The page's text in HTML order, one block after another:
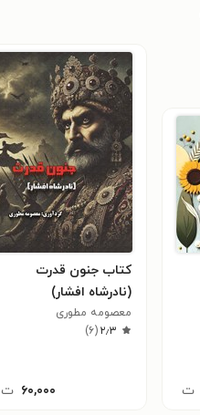
ت
کتاب جنون قدرت
(نادرشاه افشار)
معصومه مطوری
۲٫۳(۶)
۶۰,۰۰۰ ت